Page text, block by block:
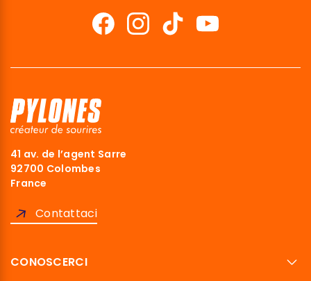
41 av. de l’agent Sarre
92700 Colombes
France
Contattaci
CONOSCERCI